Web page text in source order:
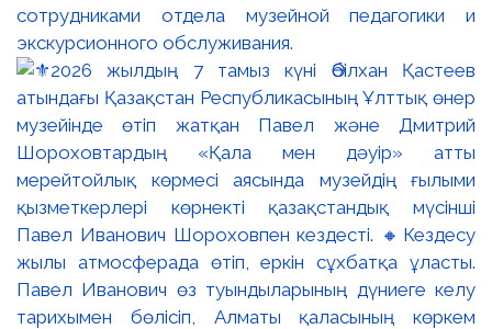
сотрудниками отдела музейной педагогики и
экскурсионного обслуживания.